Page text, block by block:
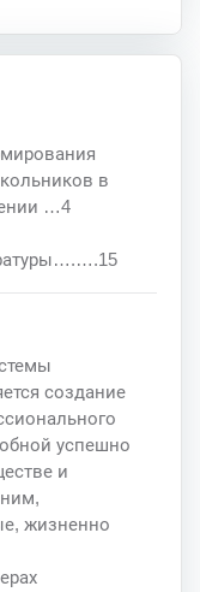
в
…4
создание
успешно
и
жизненно